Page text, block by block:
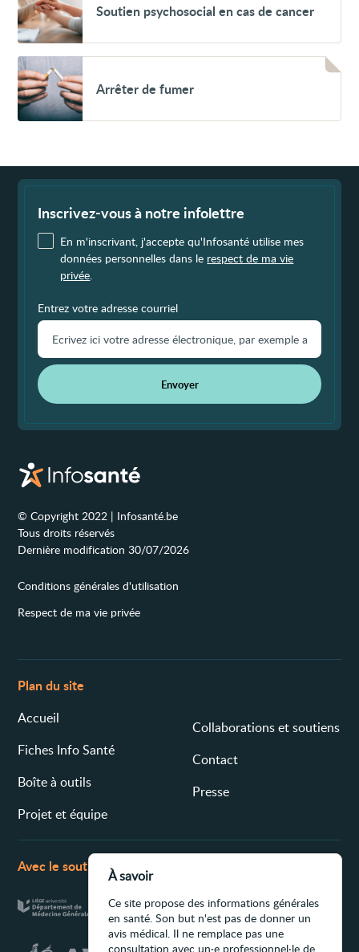
psychosocial
en
cas
cancer
Soutien psychosocial en cas de cancer
Voir
Arrêter
de
fumer
Arrêter de fumer
Inscrivez-vous à notre infolettre
En m'inscrivant, j'accepte qu'Infosanté utilise mes
données personnelles dans le respect de ma vie
privée
Entrez votre adresse courriel
Envoyer
© Copyright 2022 | Infosanté.be
Tous droits réservés
Dernière modification 30/07/2026
Conditions générales d'utilisation
Respect de ma vie privée
Plan du site
Accueil
Fiches Info Santé
Boîte à outils
Projet et équipe
Collaborations et soutiens
Contact
Presse
Avec le soutien de
À savoir
Ce site propose des informations générales
en santé. Son but n'est pas de donner un
avis médical. Il ne remplace pas une
consultation avec un·e professionnel·le de